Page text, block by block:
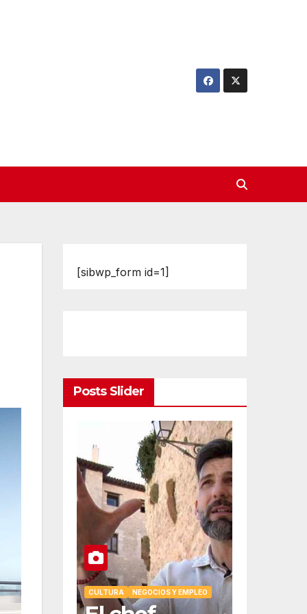
[sibwp_form id=1]
Posts Slider
la
CULTURA NEGOCIOS Y EMPLEO